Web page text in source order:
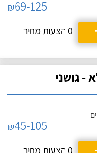
₪69-125
0 הצעות מחיר
- גושני
₪45-105
0 הצעות מחיר